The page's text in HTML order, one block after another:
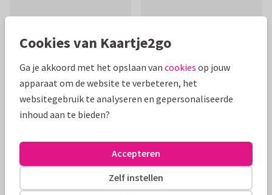
Productinformatie
Een lief roze kaartje om iemand met griep, verkoudheid of
van een tissue doos met gezichtje.
Alle kaarten zijn helemaal naar wens aan te passen
Cookies van Kaartje2go
Ga je akkoord met het opslaan van cookies op jouw
apparaat om de website te verbeteren, het
websitegebruik te analyseren en gepersonaliseerde
inhoud aan te bieden?
Zelf instellen
Accepteren